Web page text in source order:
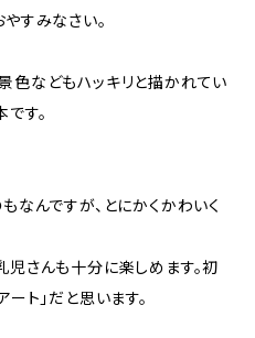
すみなさい。
色などもハッキリと描かれてい
す。
なんですが、とにかくかわいく
さんも十分に楽しめます。初
ト」だと思います。